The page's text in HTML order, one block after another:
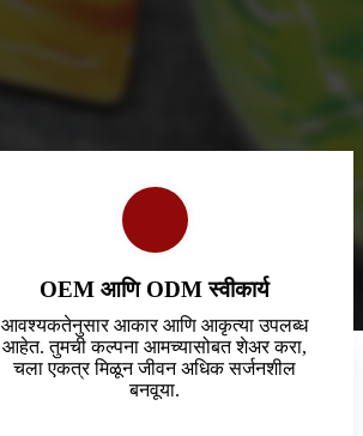
OEM आणि ODM स्वीकार्य
आवश्यकतेनुसार आकार आणि आकृत्या उपलब्ध
आहेत. तुमची कल्पना आमच्यासोबत शेअर करा,
चला एकत्र मिळून जीवन अधिक सर्जनशील
बनवूया.